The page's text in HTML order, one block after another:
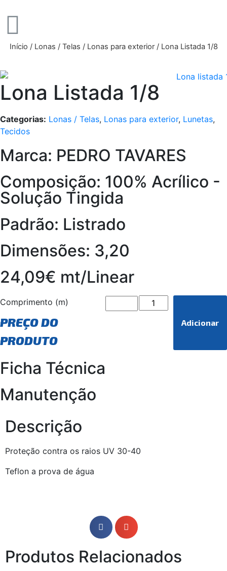
Início / Lonas / Telas / Lonas para exterior/ Lona Listada 1/8
Lona Listada 1/8
Categorias: Lonas / Telas, Lonas para exterior, Lunetas,
Tecidos
Marca: PEDRO TAVARES
Composição: 100% Acrílico -
Solução Tingida
Padrão: Listrado
Dimensões: 3,20
24,09€ mt/Linear
Comprimento (m)
PREÇO DO
PRODUTO
Adicionar
Ficha Técnica
Manutenção
Descrição
Proteção contra os raios UV 30-40
Teflon a prova de água
Produtos Relacionados